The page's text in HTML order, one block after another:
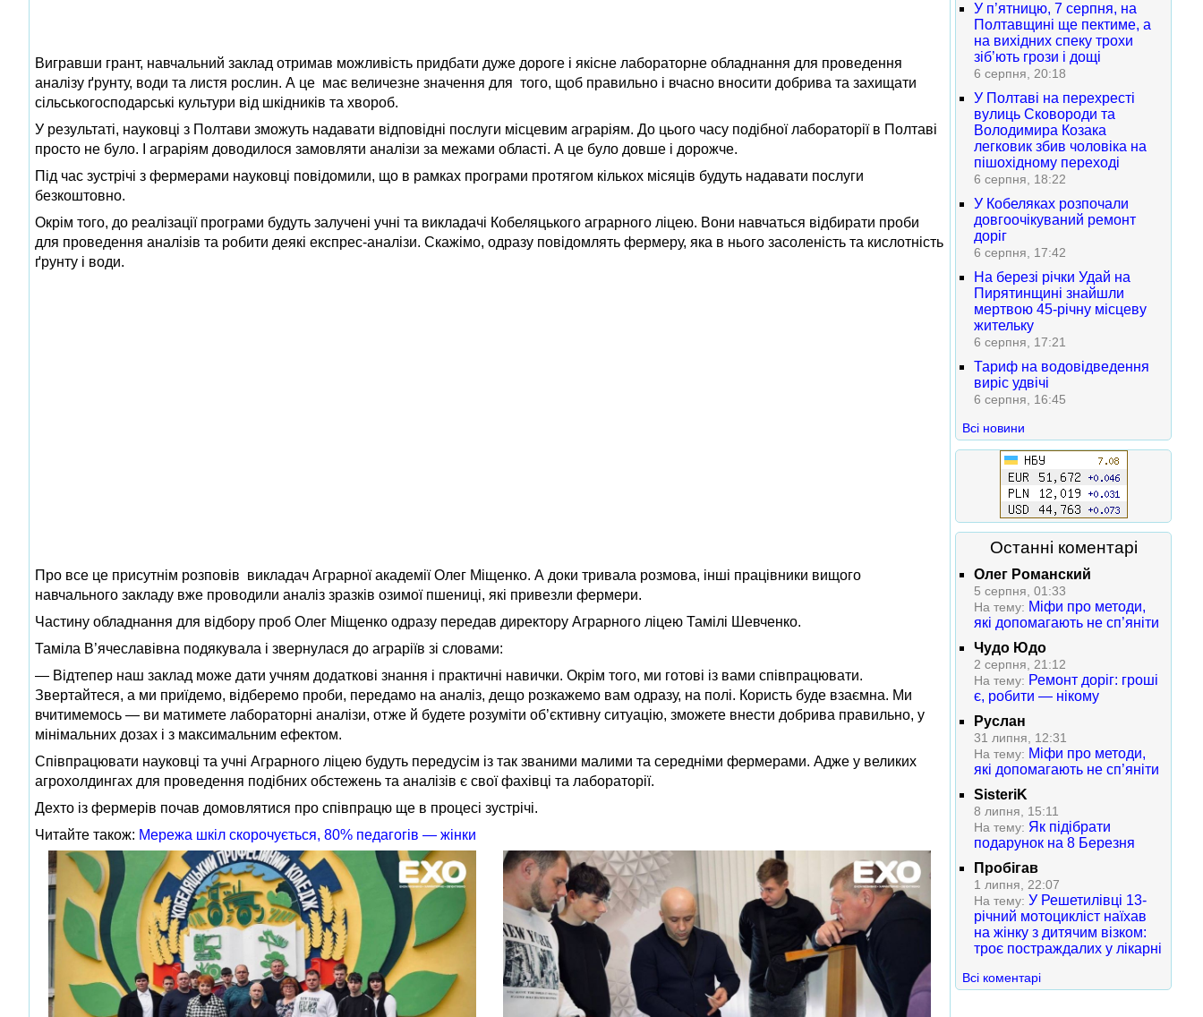
Вигравши грант, навчальний заклад отримав можливість придбати дуже дороге і якісне лабораторне обладнання для проведення
аналізу ґрунту, води та листя рослин. А це має величезне значення для того, щоб правильно і вчасно вносити добрива та захищати
сільськогосподарські культури від шкідників та хвороб.
У результаті, науковці з Полтави зможуть надавати відповідні послуги місцевим аграріям. До цього часу подібної лабораторії в Полтаві
просто не було. І аграріям доводилося замовляти аналізи за межами області. А це було довше і дорожче.
Під час зустрічі з фермерами науковці повідомили, що в рамках програми протягом кількох місяців будуть надавати послуги
безкоштовно.
Окрім того, до реалізації програми будуть залучені учні та викладачі Кобеляцького аграрного ліцею. Вони навчаться відбирати проби
для проведення аналізів та робити деякі експрес-аналізи. Скажімо, одразу повідомлять фермеру, яка в нього засоленість та кислотність
ґрунту і води.
Про все це присутнім розповів викладач Аграрної академії Олег Міщенко. А доки тривала розмова, інші працівники вищого
навчального закладу вже проводили аналіз зразків озимої пшениці, які привезли фермери.
Частину обладнання для відбору проб Олег Міщенко одразу передав директору Аграрного ліцею Тамілі Шевченко.
Таміла В’ячеславівна подякувала і звернулася до аграріїв зі словами:
— Відтепер наш заклад може дати учням додаткові знання і практичні навички. Окрім того, ми готові із вами співпрацювати.
Звертайтеся, а ми приїдемо, відберемо проби, передамо на аналіз, дещо розкажемо вам одразу, на полі. Користь буде взаємна. Ми
вчитимемось — ви матимете лабораторні аналізи, отже й будете розуміти об’єктивну ситуацію, зможете внести добрива правильно, у
мінімальних дозах і з максимальним ефектом.
Співпрацювати науковці та учні Аграрного ліцею будуть передусім із так званими малими та середніми фермерами. Адже у великих
агрохолдингах для проведення подібних обстежень та аналізів є свої фахівці та лабораторії.
Дехто із фермерів почав домовлятися про співпрацю ще в процесі зустрічі.
Читайте також: Мережа шкіл скорочується, 80% педагогів — жінки
У п’ятницю, 7 серпня, на
Полтавщині ще пектиме, а
на вихідних спеку трохи
зіб’ють грози і дощі
6 серпня, 20:18
У Полтаві на перехресті
вулиць Сковороди та
Володимира Козака
легковик збив чоловіка на
пішохідному переході
6 серпня, 18:22
У Кобеляках розпочали
довгоочікуваний ремонт
доріг
6 серпня, 17:42
На березі річки Удай на
Пирятинщині знайшли
мертвою 45-річну місцеву
жительку
6 серпня, 17:21
Тариф на водовідведення
виріс удвічі
6 серпня, 16:45
Всі новини
Останні коментарі
Олег Романский
5 серпня, 01:33
На тему: Міфи про методи,
які допомагають не сп’яніти
Чудо Юдо
2 серпня, 21:12
На тему: Ремонт доріг: гроші
є, робити — нікому
Руслан
31 липня, 12:31
На тему: Міфи про методи,
які допомагають не сп’яніти
SisteriK
8 липня, 15:11
На тему: Як підібрати
подарунок на 8 Березня
Пробігав
1 липня, 22:07
На тему: У Решетилівці 13-
річний мотоцикліст наїхав
на жінку з дитячим візком:
троє постраждалих у лікарні
Всі коментарі